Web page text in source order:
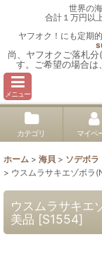
世界の
合計１万円以
ヤフオク！にも定期
尚、ヤフオクご落札
す。ご希望の場合は
メニュー
カテゴリ マイペ
ホーム > 海貝 > ソデボラ
> ウスムラサキエゾボ
ウスムラサキ
美品 [S1554]